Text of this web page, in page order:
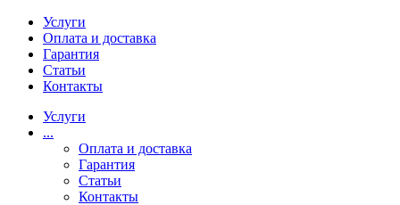
Услуги
Оплата и доставка
Гарантия
Статьи
Контакты
Услуги
...
Оплата и доставка
Гарантия
Статьи
Контакты